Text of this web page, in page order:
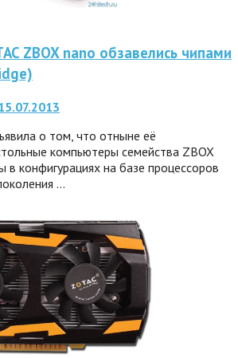
ZBOX nano обзавелись чипами
о том, что отныне её
компьютеры семейства ZBOX
в конфигурациях на базе процессоров
…